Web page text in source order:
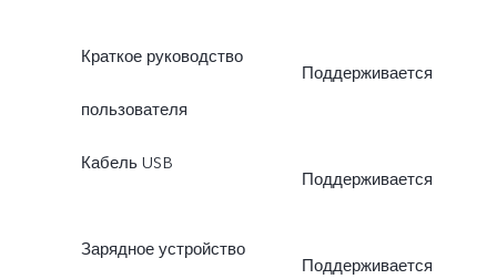
Краткое руководство
пользователя
Поддерживается
Кабель USB
Поддерживается
Зарядное устройство
Поддерживается